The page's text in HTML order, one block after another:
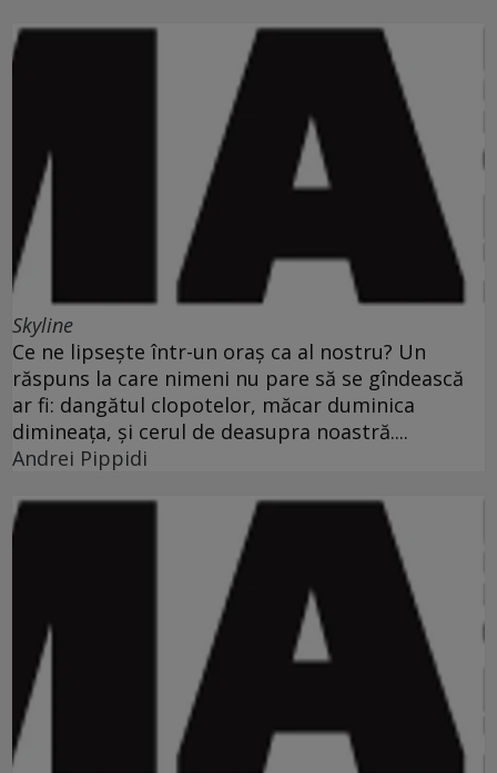
Skyline
Ce ne lipseşte într-un oraş ca al nostru? Un
răspuns la care nimeni nu pare să se gîndească
ar fi: dangătul clopotelor, măcar duminica
dimineaţa, şi cerul de deasupra noastră....
Andrei Pippidi